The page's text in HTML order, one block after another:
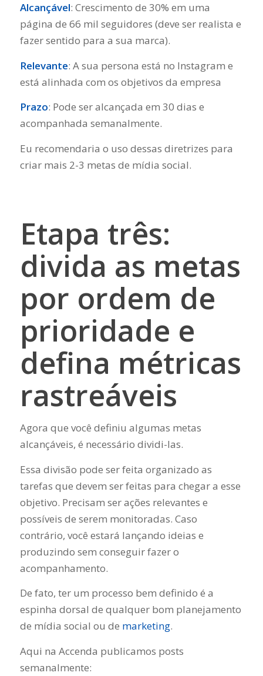
Alcançável: Crescimento de 30% em uma
página de 66 mil seguidores (deve ser realista e
fazer sentido para a sua marca).
Relevante: A sua persona está no Instagram e
está alinhada com os objetivos da empresa
Prazo: Pode ser alcançada em 30 dias e
acompanhada semanalmente.
Eu recomendaria o uso dessas diretrizes para
criar mais 2-3 metas de mídia social.
Etapa três:
divida as metas
por ordem de
prioridade e
defina métricas
rastreáveis
Agora que você definiu algumas metas
alcançáveis, é necessário dividi-las.
Essa divisão pode ser feita organizado as
tarefas que devem ser feitas para chegar a esse
objetivo. Precisam ser ações relevantes e
possíveis de serem monitoradas. Caso
contrário, você estará lançando ideias e
produzindo sem conseguir fazer o
acompanhamento.
De fato, ter um processo bem definido é a
espinha dorsal de qualquer bom planejamento
de mídia social ou de marketing.
Aqui na Accenda publicamos posts
semanalmente: